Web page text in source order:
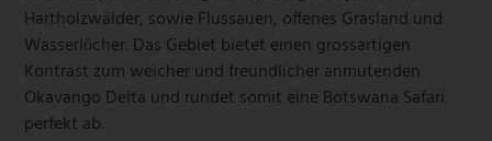
Hartholzwälder, sowie Flussauen, offenes Grasland und
Wasserlӧcher. Das Gebiet bietet einen grossartigen
Kontrast zum weicher und freundlicher anmutenden
Okavango Delta und rundet somit eine Botswana Safari
perfekt ab.